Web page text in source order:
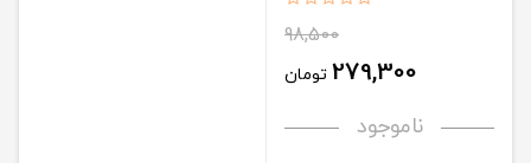
98,500
279,300 تومان
ناموجود